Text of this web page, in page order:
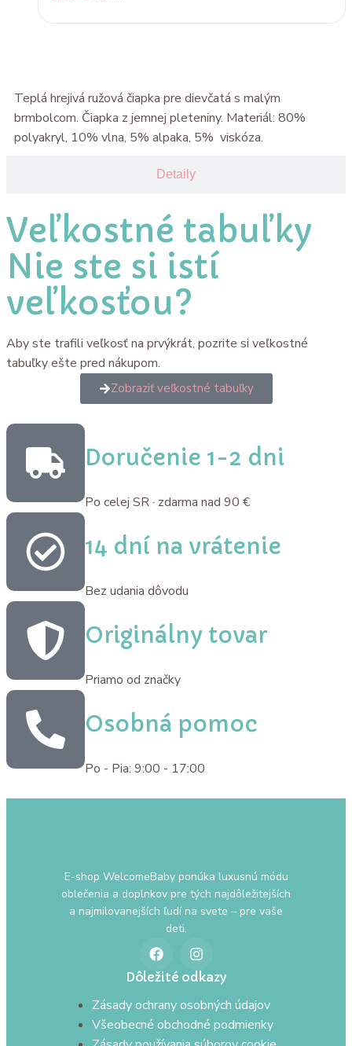
Detaily
Teplá hrejivá ružová čiapka pre dievčatá s malým
brmbolcom. Čiapka z jemnej pleteniny. Materiál: 80%
polyakryl, 10% vlna, 5% alpaka, 5% viskóza.
Veľkostné tabuľky
Nie ste si istí
veľkosťou?
Aby ste trafili veľkosť na prvýkrát, pozrite si veľkostné
tabuľky ešte pred nákupom.
Zobraziť veľkostné tabuľky
Doručenie 1-2 dni
Po celej SR · zdarma nad 90 €
14 dní na vrátenie
Bez udania dôvodu
Originálny tovar
Priamo od značky
Osobná pomoc
Po - Pia: 9:00 - 17:00
E-shop WelcomeBaby ponúka luxusnú módu
oblečenia a doplnkov pre tých najdôležitejších
a najmilovanejších ľudí na svete – pre vaše
deti.
Dôležité odkazy
Zásady ochrany osobných údajov
Všeobecné obchodné podmienky